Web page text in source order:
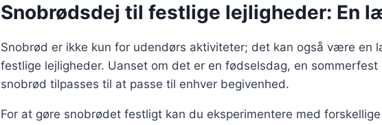
Snobrødsdej til festlige lejligheder: En
Snobrød er ikke kun for udendørs aktiviteter; det kan også være en
festlige lejligheder. Uanset om det er en fødselsdag, en sommerfest
snobrød tilpasses til at passe til enhver begivenhed.
For at gøre snobrødet festligt kan du eksperimentere med